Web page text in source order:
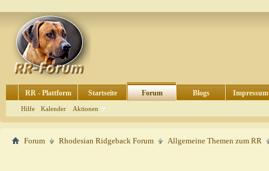
RR - Plattform Startseite Forum
Hilfe Kalender Aktionen
Blogs Impressum
Forum Rhodesian Ridgeback Forum Allgemeine Themen zum RR